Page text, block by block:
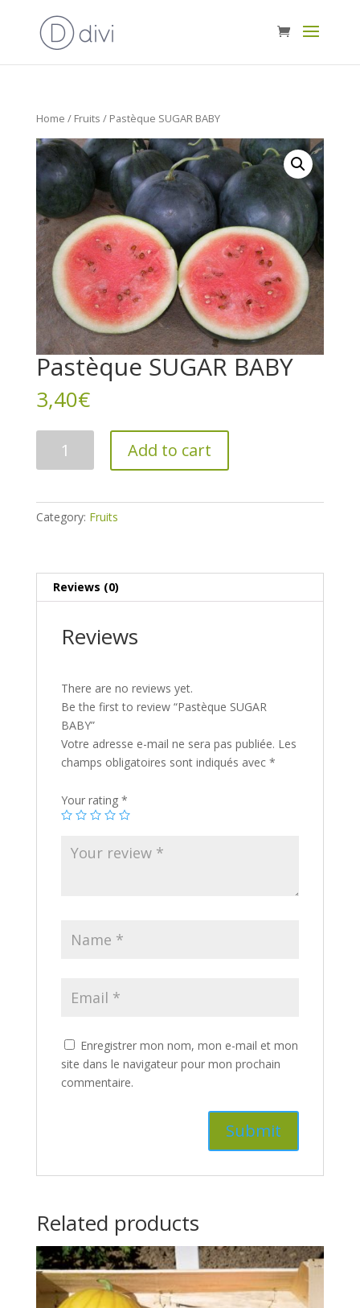
Home / Fruits / Pastèque SUGAR BABY
Pastèque SUGAR BABY
3,40€
SUGAR
Add to cart
Category: Fruits
Reviews (0)
Reviews
There are no reviews yet.
Be the first to review “Pastèque SUGAR
BABY”
Votre adresse e-mail ne sera pas publiée. Les
champs obligatoires sont indiqués avec *
Your rating *
Enregistrer mon nom, mon e-mail et mon
site dans le navigateur pour mon prochain
commentaire.
Related products